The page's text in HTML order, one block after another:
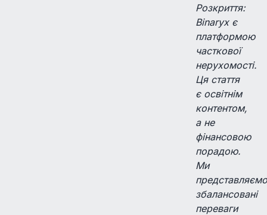
Розкриття:
Binaryx є
платформою
часткової
нерухомості.
Ця стаття
є освітнім
контентом,
а не
фінансовою
порадою.
Ми
представляємо
збалансовані
переваги